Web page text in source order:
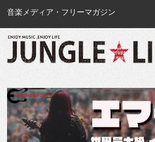
音楽メディア・フリーマガジン